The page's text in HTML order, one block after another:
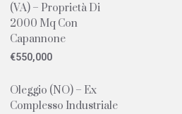
(VA) – Proprietà Di
2000 Mq Con
Capannone
€550,000
Oleggio (NO) – Ex
Complesso Industriale